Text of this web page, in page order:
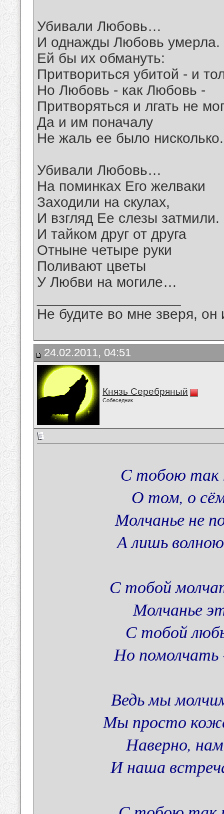
Убивали Любовь…
И однажды Любовь умерла.
Ей бы их обмануть:
Притвориться убитой - и
Но Любовь - как Любовь -
Притворяться и лгать не
Да и им поначалу
Не жаль ее было нисколько.
Убивали Любовь…
На поминках Его желваки
Заходили на скулах,
И взгляд Ее слезы затмили.
И тайком друг от друга
Отныне четыре руки
Поливают цветы
У Любви на могиле…
Не будите во мне зверя, он
24.02.2011, 04:51
Князь Серебряный
Собеседник
С тобою так
О том, о
Молчанье не
А лишь
С тобой
Молчанье
С тобой
Но помолчать
Ведь мы
Мы просто
Наверно,
И наша